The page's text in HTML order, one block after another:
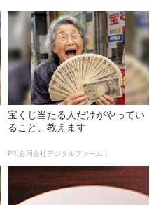
宝くじ当たる人だけがやってい
ること、教えます
PR(合同会社デジタルファーム )